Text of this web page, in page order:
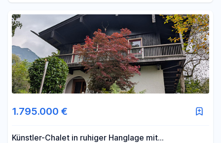
1.795.000 €
Künstler-Chalet in ruhiger Hanglage mit